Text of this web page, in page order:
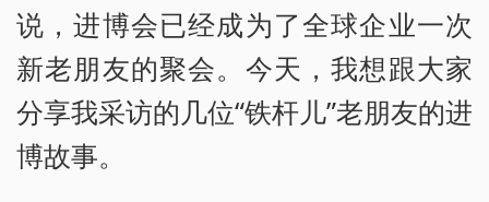
说，进博会已经成为了全球企业一次
新老朋友的聚会。今天，我想跟大家
分享我采访的几位“铁杆儿”老朋友的进
博故事。